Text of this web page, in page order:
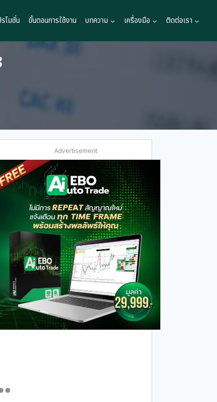
รโมชั่น ขั้นตอนการใช้งาน บทความ เครื่องมือ ติดต่อเรา
Advertisement